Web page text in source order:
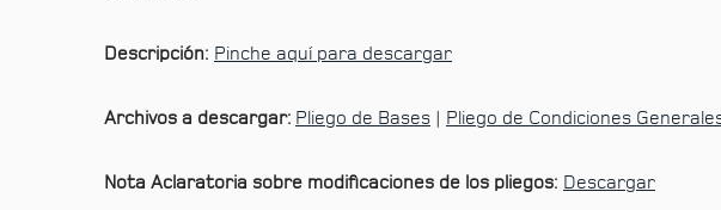
Descripción: Pinche aquí para descargar
Archivos a descargar: Pliego de Bases Pliego de Condiciones
Nota Aclaratoria sobre modificaciones de los pliegos: Descargar